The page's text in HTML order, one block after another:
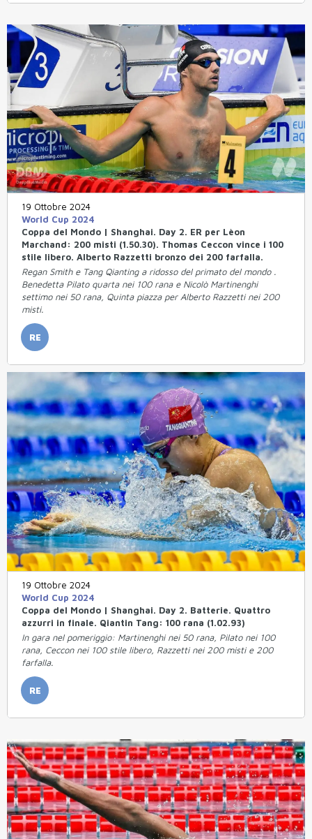
19 Ottobre 2024
World Cup 2024
Coppa del Mondo | Shanghai. Day 2. ER per Lèon
Marchand: 200 misti (1.50.30). Thomas Ceccon vince i 100
stile libero. Alberto Razzetti bronzo dei 200 farfalla.
Regan Smith e Tang Qianting a ridosso del primato del mondo .
Benedetta Pilato quarta nei 100 rana e Nicolò Martinenghi
settimo nei 50 rana, Quinta piazza per Alberto Razzetti nei 200
misti.
RE
19 Ottobre 2024
World Cup 2024
Coppa del Mondo | Shanghai. Day 2. Batterie. Quattro
azzurri in finale. Qiantin Tang: 100 rana (1.02.93)
In gara nel pomeriggio: Martinenghi nei 50 rana, Pilato nei 100
rana, Ceccon nei 100 stile libero, Razzetti nei 200 misti e 200
farfalla.
RE